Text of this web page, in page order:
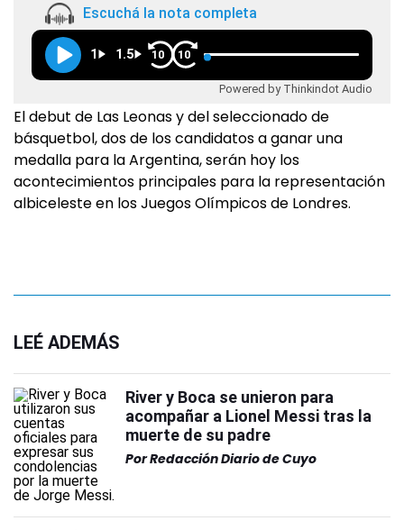
Escuchá la nota completa
1 1.5 10 10
Powered by Thinkindot Audio
El debut de Las Leonas y del seleccionado de
básquetbol, dos de los candidatos a ganar una
medalla para la Argentina, serán hoy los
acontecimientos principales para la representación
albiceleste en los Juegos Olímpicos de Londres.
LEÉ ADEMÁS
River y Boca se unieron para
acompañar a Lionel Messi tras la
muerte de su padre
PorRedacción Diario de Cuyo